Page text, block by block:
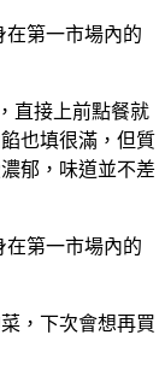
直接上前點餐就
也填很滿，但質
郁，味道並不差
，下次會想再買